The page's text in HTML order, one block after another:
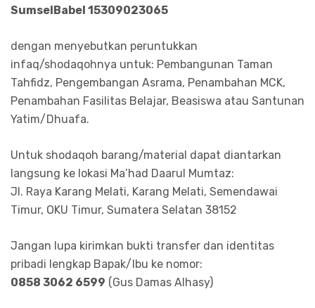
SumselBabel 15309023065
dengan menyebutkan peruntukkan
infaq/shodaqohnya untuk: Pembangunan Taman
Tahfidz, Pengembangan Asrama, Penambahan MCK,
Penambahan Fasilitas Belajar, Beasiswa atau Santunan
Yatim/Dhuafa.
Untuk shodaqoh barang/material dapat diantarkan
langsung ke lokasi Ma’had Daarul Mumtaz:
Jl. Raya Karang Melati, Karang Melati, Semendawai
Timur, OKU Timur, Sumatera Selatan 38152
Jangan lupa kirimkan bukti transfer dan identitas
pribadi lengkap Bapak/Ibu ke nomor:
0858 3062 6599 (Gus Damas Alhasy)